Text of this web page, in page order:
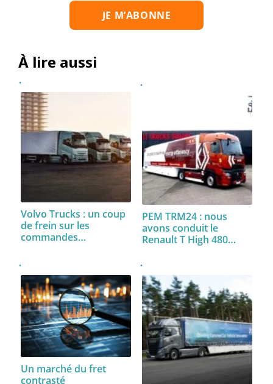
À lire aussi
Volvo Trucks : un coup
de frein sur les
commandes…
PEM TRM24 : nous
avons conduit le
Renault T High 480…
Un marché du fret
contrasté